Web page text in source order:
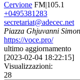
Cervione FM|105.1
+0495381283
secretariat@adecec.net
Piazza Ghjuvanni
https://voce.pro/
ultimo aggiornamento
[2023-02-04 18:22:15]
Visualizzazioni:
28